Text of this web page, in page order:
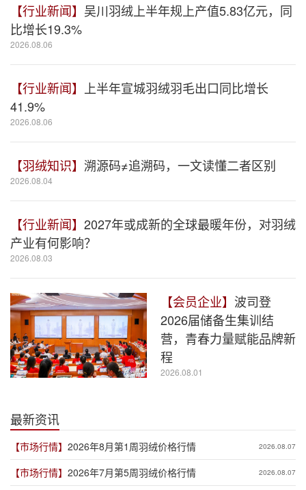
【行业新闻】 吴川羽绒上半年规上产值5.83亿元，同
比增长19.3%
2026.08.06
【行业新闻】
上半年宣城羽绒羽毛出口同比增长
41.9%
2026.08.06
【羽绒知识】 溯源码≠追溯码，一文读懂二者区别
2026.08.04
【行业新闻】 2027年或成新的全球最暖年份，对羽绒
产业有何影响？
2026.08.03
【会员企业】 波司登
2026届储备生集训结
营，青春力量赋能品牌新
程
2026.08.01
最新资讯
【市场行情】 2026年8月第1周羽绒价格行情 2026.08.07
【市场行情】 2026年7月第5周羽绒价格行情 2026.08.07